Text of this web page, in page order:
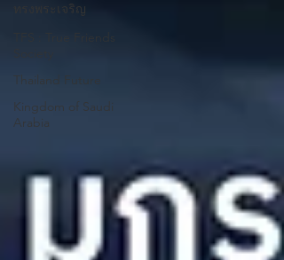
ทรงพระเจริญ
Thailand Future
Kingdom of Saudi
Arabia